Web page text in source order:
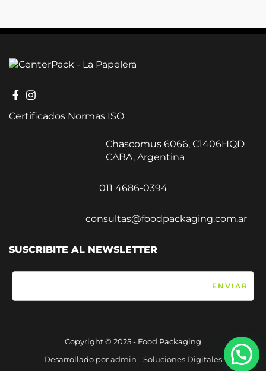
Certificados Normas ISO
Chascomus 6066, C1406HQD
CABA, Argentina
011 4686-0394
consultas@foodpackaging.com.ar
SUSCRIBITE AL NEWSLETTER
Copyright © 2025 - Food Packaging
Desarrollado poradmin - Soluciones Digitales